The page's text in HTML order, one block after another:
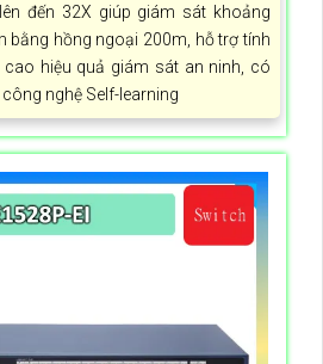
đến 32X giúp giám sát khoảng
bằng hồng ngoại 200m, hỗ trợ tính
cao hiệu quả giám sát an ninh, có
nghệ Self-learning